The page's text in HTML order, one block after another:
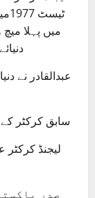
عبدالقادر نے
سابق کرکٹر کے
لیجنڈ
صدر